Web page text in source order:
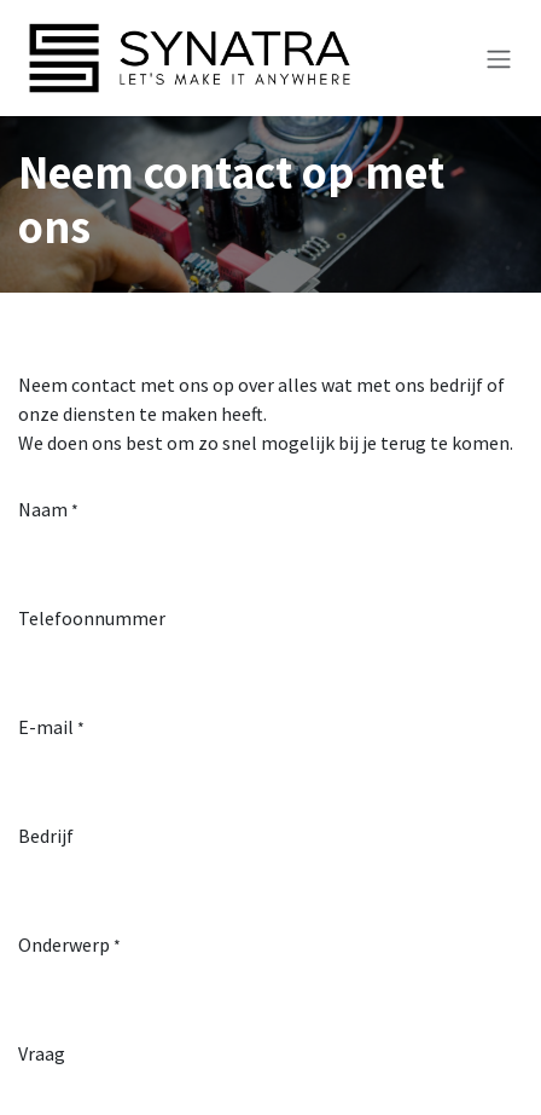
Neem contact op met
ons
Neem contact met ons op over alles wat met ons bedrijf of
onze diensten te maken heeft.
We doen ons best om zo snel mogelijk bij je terug te komen.
Naam *
Telefoonnummer
E-mail *
Bedrijf
Onderwerp *
Vraag